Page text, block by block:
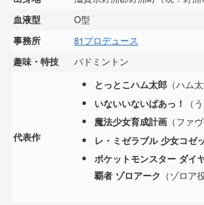
血液型 O型
事務所 81プロデュース
趣味・特技 バドミントン
代表作
とっとこハム太郎（ハム太
いないいないばあっ！ （
魔法少女育成計画（ファヴ
レ・ミゼラブル 少女コゼ
ポケットモンスター ダイ
覇者 ゾロアーク （ゾロア